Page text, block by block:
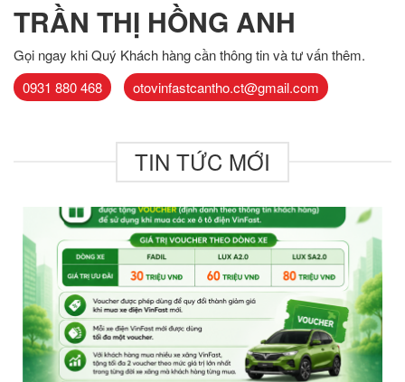
TRẦN THỊ HỒNG ANH
Gọi ngay khi Quý Khách hàng cần thông tin và tư vấn thêm.
0931 880 468
otovinfastcantho.ct@gmail.com
TIN TỨC MỚI